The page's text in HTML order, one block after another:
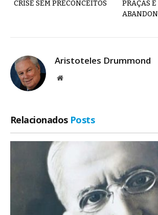
CRISE SEM PRECONCEITOS
PRAÇAS
Aristoteles Drummond
Site
Relacionados Posts